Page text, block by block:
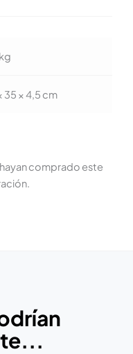
35 × 4,5 cm
comprado este